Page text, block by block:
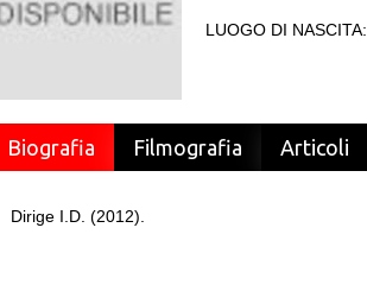
LUOGO DI NASCITA:
Biografia Filmografia Articoli
Dirige I.D. (2012).